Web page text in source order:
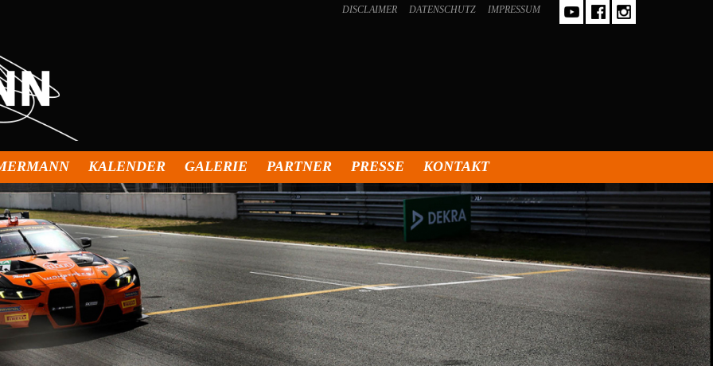
DISCLAIMER DATENSCHUTZ IMPRESSUM
KALENDER GALERIE PARTNER PRESSE KONTAKT